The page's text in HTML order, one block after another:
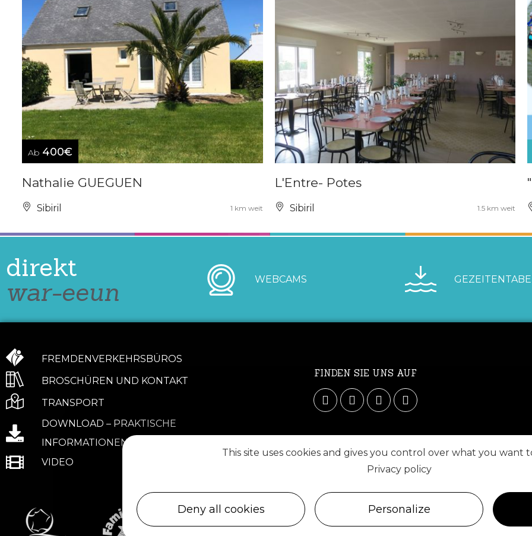
Ab 400€
Nathalie GUEGUEN
Sibiril 1 km weit
L'Entre- Potes
Sibiril 1.5 km weit
direkt
war-eeun WEBCAMS
FREMDENVERKEHRSBÜROS
BROSCHÜREN UND KONTAKT
TRANSPORT
DOWNLOAD – PRAKTISCHE
INFORMATIONEN
VIDEO
FINDEN SIE UNS AUF
This site uses cookies and gives you control over what you want
Privacy policy
Personalize
Deny all cookies